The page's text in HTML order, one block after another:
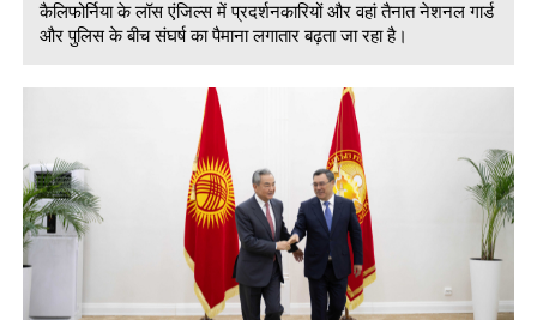
कैलिफोर्निया के लॉस एंजिल्स में प्रदर्शनकारियों और वहां तैनात नेशनल गार्ड
और पुलिस के बीच संघर्ष का पैमाना लगातार बढ़ता जा रहा है।